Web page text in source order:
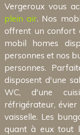
Vergeroux vous
plein air. Nos
offrent un confort
mobil homes
personnes et nos
personnes.
disposent d'une
WC, d'une
réfrigérateur,
vaisselle. Les
quant à eux tout